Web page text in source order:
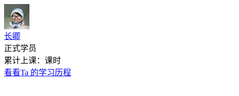
长卿
正式学员
累计上课：课时
看看Ta 的学习历程